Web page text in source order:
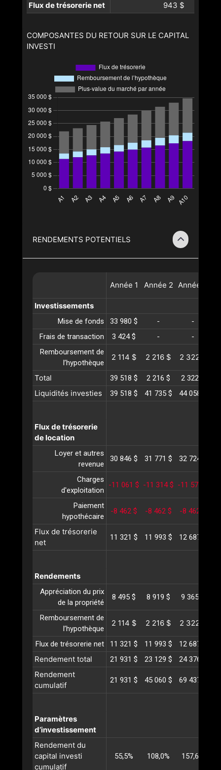
Flux de trésorerie net 943 $
COMPOSANTES DU RETOUR SUR LE CAPITAL
INVESTI
RENDEMENTS POTENTIELS
Année 1 Année 2 Année
Investissements
Mise de fonds 33 980 $ -
-
Frais de transaction
3 424 $ -
-
Remboursement de
l’hypothèque
2 114 $ 2 216 $ 2 322 $
Total 39 518 $ 2 216 $ 2 322 $
Liquidités investies 39 518 $ 41 735 $ 44 058 $
Flux de trésorerie
de location
Loyer et autres
revenue
30 846 $ 31 771 $ 32 724 $
Charges
d'exploitation
-11 061 $ -11 314 $ -11 574 $
Paiement
hypothécaire
-8 462 $ -8 462 $ -8 462 $
Flux de trésorerie
net
11 321 $ 11 993 $ 12 687 $
Rendements
Appréciation du prix
de la propriété
8 495 $ 8 919 $ 9 365 $
Remboursement de
l’hypothèque
2 114 $ 2 216 $ 2 322 $
Flux de trésorerie net 11 321 $ 11 993 $ 12 687 $
Rendement total 21 931 $ 23 129 $ 24 376 $
Rendement
cumulatif
21 931 $ 45 060 $ 69 437 $
Paramètres
d’investissement
Rendement du
capital investi
cumulatif
55,5% 108,0% 157,6%